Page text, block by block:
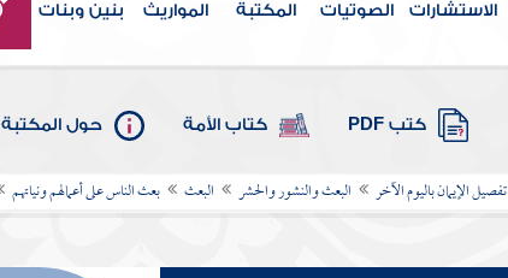
الاستشارات الصوتيات المكتبة المواريث بنين وبنات
كتب PDF كتاب الأمة حول المكتبة
تفصيل الإيمان باليوم الآخر البعث والنشور والحشر البعث بعث الناس على أعمالهم ونياتهم